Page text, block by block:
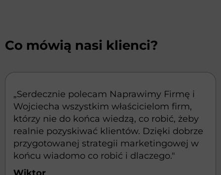
Co mówią nasi klienci?
„Serdecznie polecam Naprawimy Firmę i
Wojciecha wszystkim właścicielom firm,
którzy nie do końca wiedzą, co robić, żeby
realnie pozyskiwać klientów. Dzięki dobrze
przygotowanej strategii marketingowej w
końcu wiadomo co robić i dlaczego."